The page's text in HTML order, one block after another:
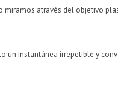
miramos através del objetivo
un instantánea irrepetible y